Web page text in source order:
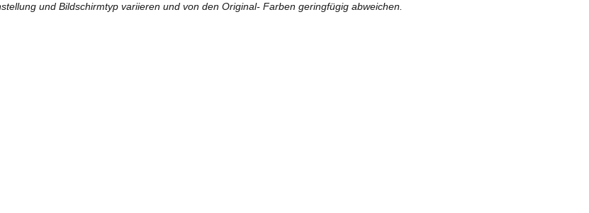
und Bildschirmtyp variieren und von den Original- Farben geringfügig abweichen.